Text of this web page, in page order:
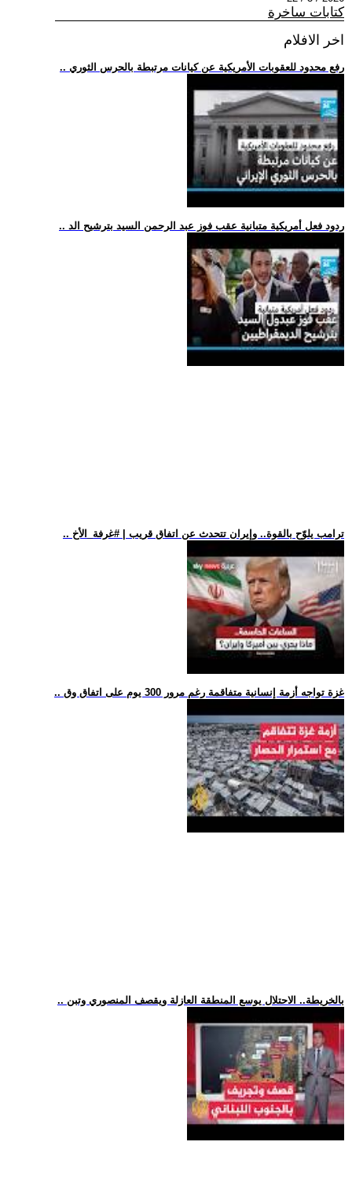
كتابات ساخرة
اخر الافلام
.. رفع محدود للعقوبات الأمريكية عن كيانات مرتبطة بالحرس الثوري
.. ردود فعل أمريكية متبانية عقب فوز عبد الرحمن السيد بترشيح الد
.. ترامب يلوّح بالقوة.. وإيران تتحدث عن اتفاق قريب | #غرفة_الأخ
.. غزة تواجه أزمة إنسانية متفاقمة رغم مرور 300 يوم على اتفاق وق
.. بالخريطة.. الاحتلال يوسع المنطقة العازلة ويقصف المنصوري وتبن